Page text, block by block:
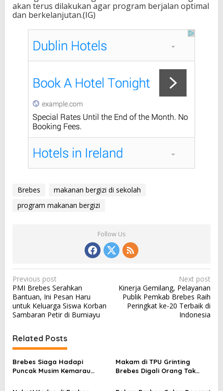
akan terus dilakukan agar program berjalan optimal
dan berkelanjutan.(IG)
Brebes
makanan bergizi di sekolah
program makanan bergizi
Follow Us
P
o
s
t
n
a
v
i
Previous post
PMI Brebes Serahkan
Bantuan, Ini Pesan Haru
untuk Keluarga Siswa Korban
Sambaran Petir di Bumiayu
Next post
Kinerja Gemilang, Pelayanan
Publik Pemkab Brebes Raih
Peringkat ke-20 Terbaik di
Indonesia
Related Posts
Brebes Siaga Hadapi
Puncak Musim Kemarau
Kesiapsiagaan Bencana dan
Makam di TPU Grinting
Brebes Digali Orang Tak
Selidiki Motif Pelaku